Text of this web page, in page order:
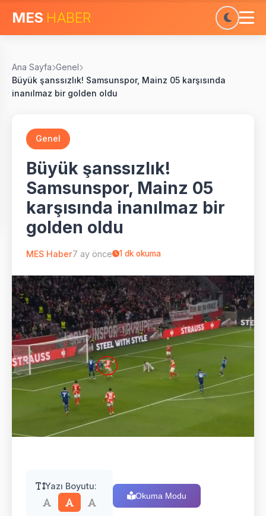
MES HABER
Ana Sayfa Genel
Büyük şanssızlık! Samsunspor, Mainz 05 karşısında
inanılmaz bir golden oldu
Genel
Büyük şanssızlık!
Samsunspor, Mainz 05
karşısında inanılmaz bir
golden oldu
MES Haber7 ay önce 1 dk okuma
Yazı Boyutu:
Okuma Modu